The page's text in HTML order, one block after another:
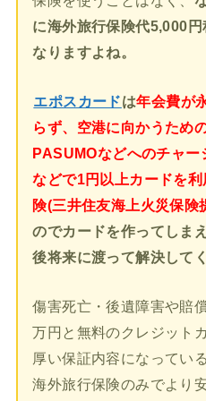
に海外旅行保険代5,000
なりますよね。
エポスカードは年会費が
らず、空港に向かうため
PASUMOなどへのチャー
などで1円以上カードを
険(三井住友海上火災保険
のでカードを作ってしま
後将来に渡って解決して
傷害死亡・後遺障害や賠
万円と無料のクレジット
厚い保証内容になってい
海外旅行保険のみでより